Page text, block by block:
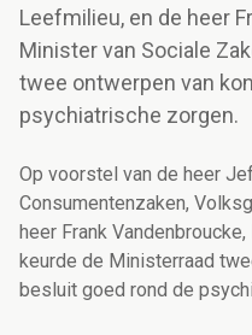
Leefmilieu, en de heer
Minister van Sociale
twee ontwerpen van
psychiatrische zorgen.
Op voorstel van de heer
Consumentenzaken,
heer Frank
keurde de Ministerraad
besluit goed rond de